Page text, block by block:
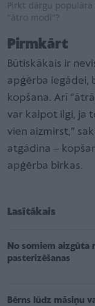
Pirkt dārgu
“ātro modi”?
Pirmkārt
Būtiskākais ir
apģērba iegādei,
kopšana. Arī
var kalpot ilgi, ja
vien aizmirst,”
atgādina –
apģērba birkas.
Lasītākais
No somiem aizgūta
pasterizēšanas
Bērns lūdz māsiņu